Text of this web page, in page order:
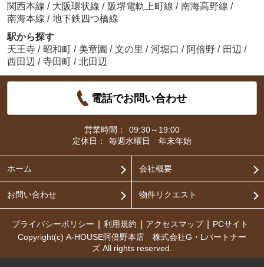
関西本線 / 大阪環状線 / 阪堺電軌上町線 / 南海高野線 /
南海本線 / 地下鉄四つ橋線
駅から探す
天王寺 / 昭和町 / 美章園 / 文の里 / 河堀口 / 阿倍野 / 田辺 /
西田辺 / 寺田町 / 北田辺
電話でお問い合わせ
営業時間：
09:30～19:00
定休日：
毎週水曜日 年末年始
ホーム 会社概要
お問い合わせ 物件リクエスト
プライバシーポリシー 利用規約 アクセスマップ
PCサイト
Copyright(c) A-HOUSE阿倍野本店 株式会社G・Lパートナー
ズ All rights reserved.